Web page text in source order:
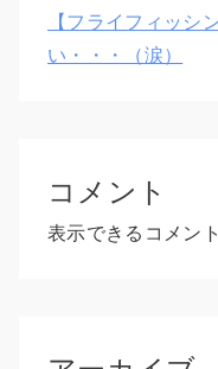
【フライフィッシ
い・・・（涙）
コメント
表示できるコメン